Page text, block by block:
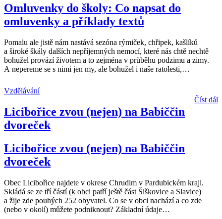
Omluvenky do školy: Co napsat do
omluvenky a příklady textů
Pomalu ale jistě nám nastává sezóna rýmiček, chřipek, kašlíků
a široké škály dalších nepříjemných nemocí, které nás chtě nechtě
bohužel provází životem a to zejména v průběhu podzimu a zimy.
A nepereme se s nimi jen my, ale bohužel i naše ratolesti,…
Vzdělávání
Číst dál
Licibořice zvou (nejen) na Babiččin
dvoreček
Licibořice zvou (nejen) na Babiččin
dvoreček
Obec Licibořice najdete v okrese Chrudim v Pardubickém kraji.
Skládá se ze tří částí (k obci patří ještě část Šiškovice a Slavice)
a žije zde pouhých 252 obyvatel. Co se v obci nachází a co zde
(nebo v okolí) můžete podniknout? Základní údaje…